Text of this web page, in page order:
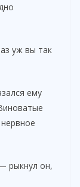
уж вы так
ему
рыкнул он,